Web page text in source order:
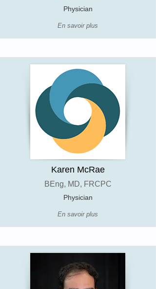
Physician
En savoir plus
Karen McRae
BEng, MD, FRCPC
Physician
En savoir plus